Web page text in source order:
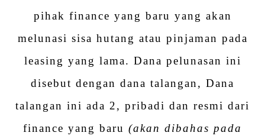
pihak finance yang baru yang akan
melunasi sisa hutang atau pinjaman pada
leasing yang lama. Dana pelunasan ini
disebut dengan dana talangan, Dana
talangan ini ada 2, pribadi dan resmi dari
finance yang baru (akan dibahas pada